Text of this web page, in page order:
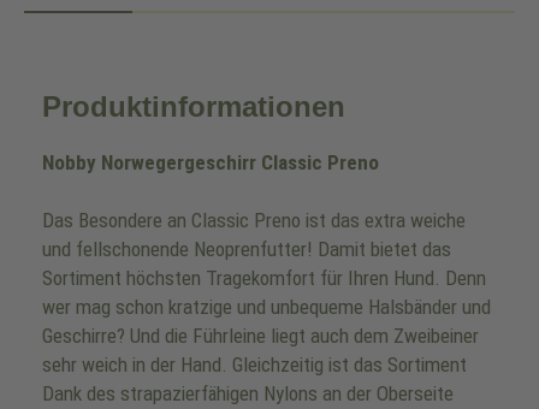
Produktinformationen
Nobby Norwegergeschirr Classic Preno
Das Besondere an Classic Preno ist das extra weiche
und fellschonende Neoprenfutter! Damit bietet das
Sortiment höchsten Tragekomfort für Ihren Hund. Denn
wer mag schon kratzige und unbequeme Halsbänder und
Geschirre? Und die Führleine liegt auch dem Zweibeiner
sehr weich in der Hand. Gleichzeitig ist das Sortiment
Dank des strapazierfähigen Nylons an der Oberseite